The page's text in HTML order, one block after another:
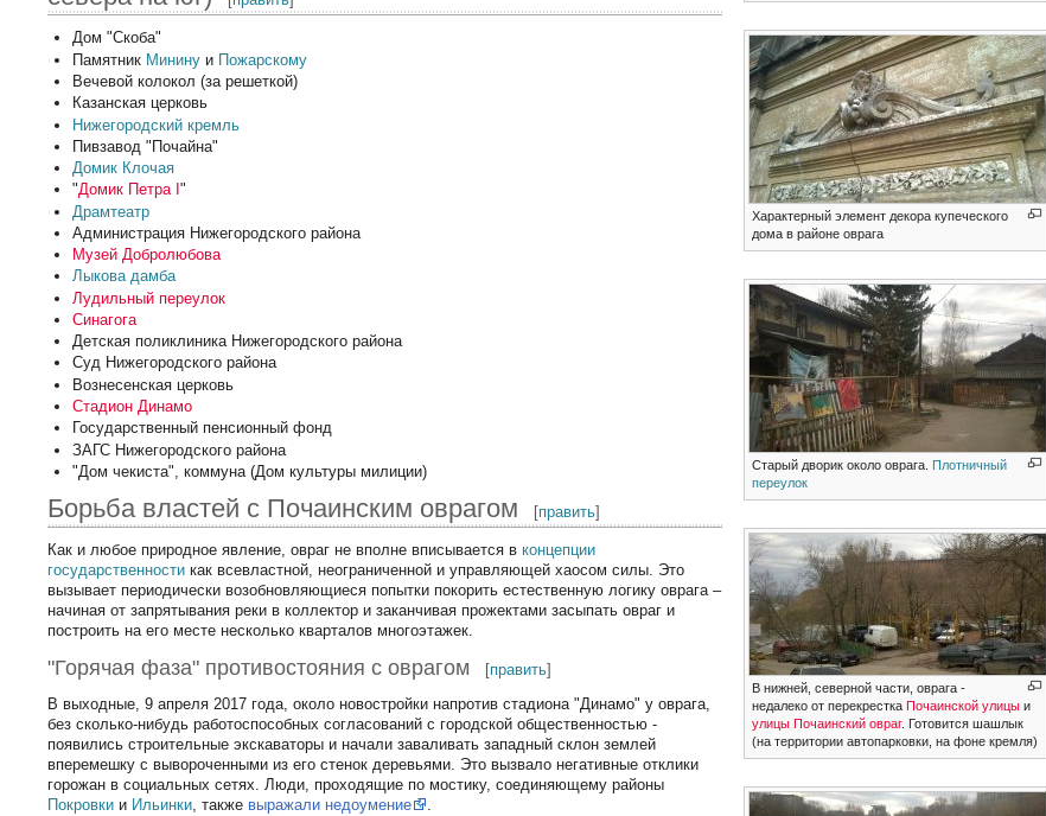
Характерный элемент декора купеческого
дома в районе оврага
Старый дворик около оврага.Плотничный
переулок
В нижней, северной части, оврага -
недалеко от перекресткаПочаинской улицы и
улицы Почаинский овраг. Готовится шашлык
(на территории автопарковки, на фоне кремля)
Дом "Скоба"
Памятник Мининуи Пожарскому
Вечевой колокол (за решеткой)
Казанская церковь
Нижегородский кремль
Пивзавод "Почайна"
Домик Клочая
"Домик Петра I "
Драмтеатр
Администрация Нижегородского района
Музей Добролюбова
Лыкова дамба
Лудильный переулок
Синагога
Детская поликлиника Нижегородского района
Суд Нижегородского района
Вознесенская церковь
Стадион Динамо
Государственный пенсионный фонд
ЗАГС Нижегородского района
"Дом чекиста", коммуна (Дом культуры милиции)
Борьба властей с Почаинским оврагом [править]
Как и любое природное явление, овраг не вполне вписывается вконцепции
государственности как всевластной, неограниченной и управляющей хаосом силы. Это
вызывает периодически возобновляющиеся попытки покорить естественную логику оврага –
начиная от запрятывания реки в коллектор и заканчивая прожектами засыпать овраг и
построить на его месте несколько кварталов многоэтажек.
"Горячая фаза" противостояния с оврагом [править]
В выходные, 9 апреля 2017 года, около новостройки напротив стадиона "Динамо" у оврага,
без сколько-нибудь работоспособных согласований с городской общественностью -
появились строительные экскаваторы и начали заваливать западный склон землей
вперемешку с вывороченными из его стенок деревьями. Это вызвало негативные отклики
горожан в социальных сетях. Люди, проходящие по мостику, соединяющему районы
Покровки и Ильинки, также выражали недоумение .